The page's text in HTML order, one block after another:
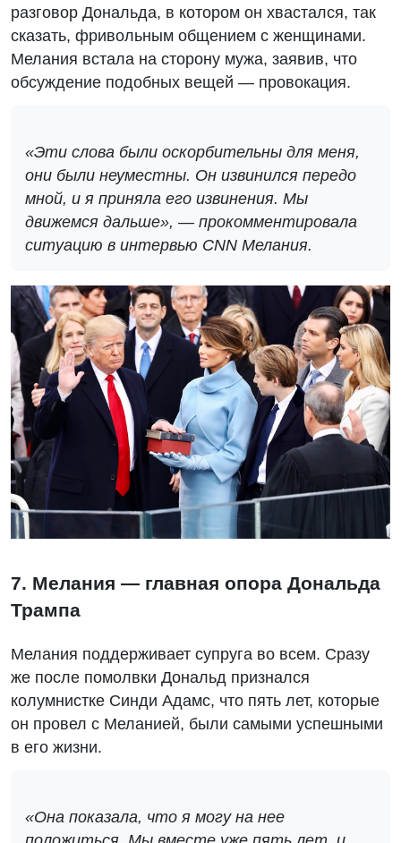
разговор Дональда, в котором он хвастался, так
сказать, фривольным общением с женщинами.
Мелания встала на сторону мужа, заявив, что
обсуждение подобных вещей — провокация.
«Эти слова были оскорбительны для меня,
они были неуместны. Он извинился передо
мной, и я приняла его извинения. Мы
движемся дальше», — прокомментировала
ситуацию в интервью CNN Мелания.
7. Мелания — главная опора Дональда
Трампа
Мелания поддерживает супруга во всем. Сразу
же после помолвки Дональд признался
колумнистке Синди Адамс, что пять лет, которые
он провел с Меланией, были самыми успешными
в его жизни.
«Она показала, что я могу на нее